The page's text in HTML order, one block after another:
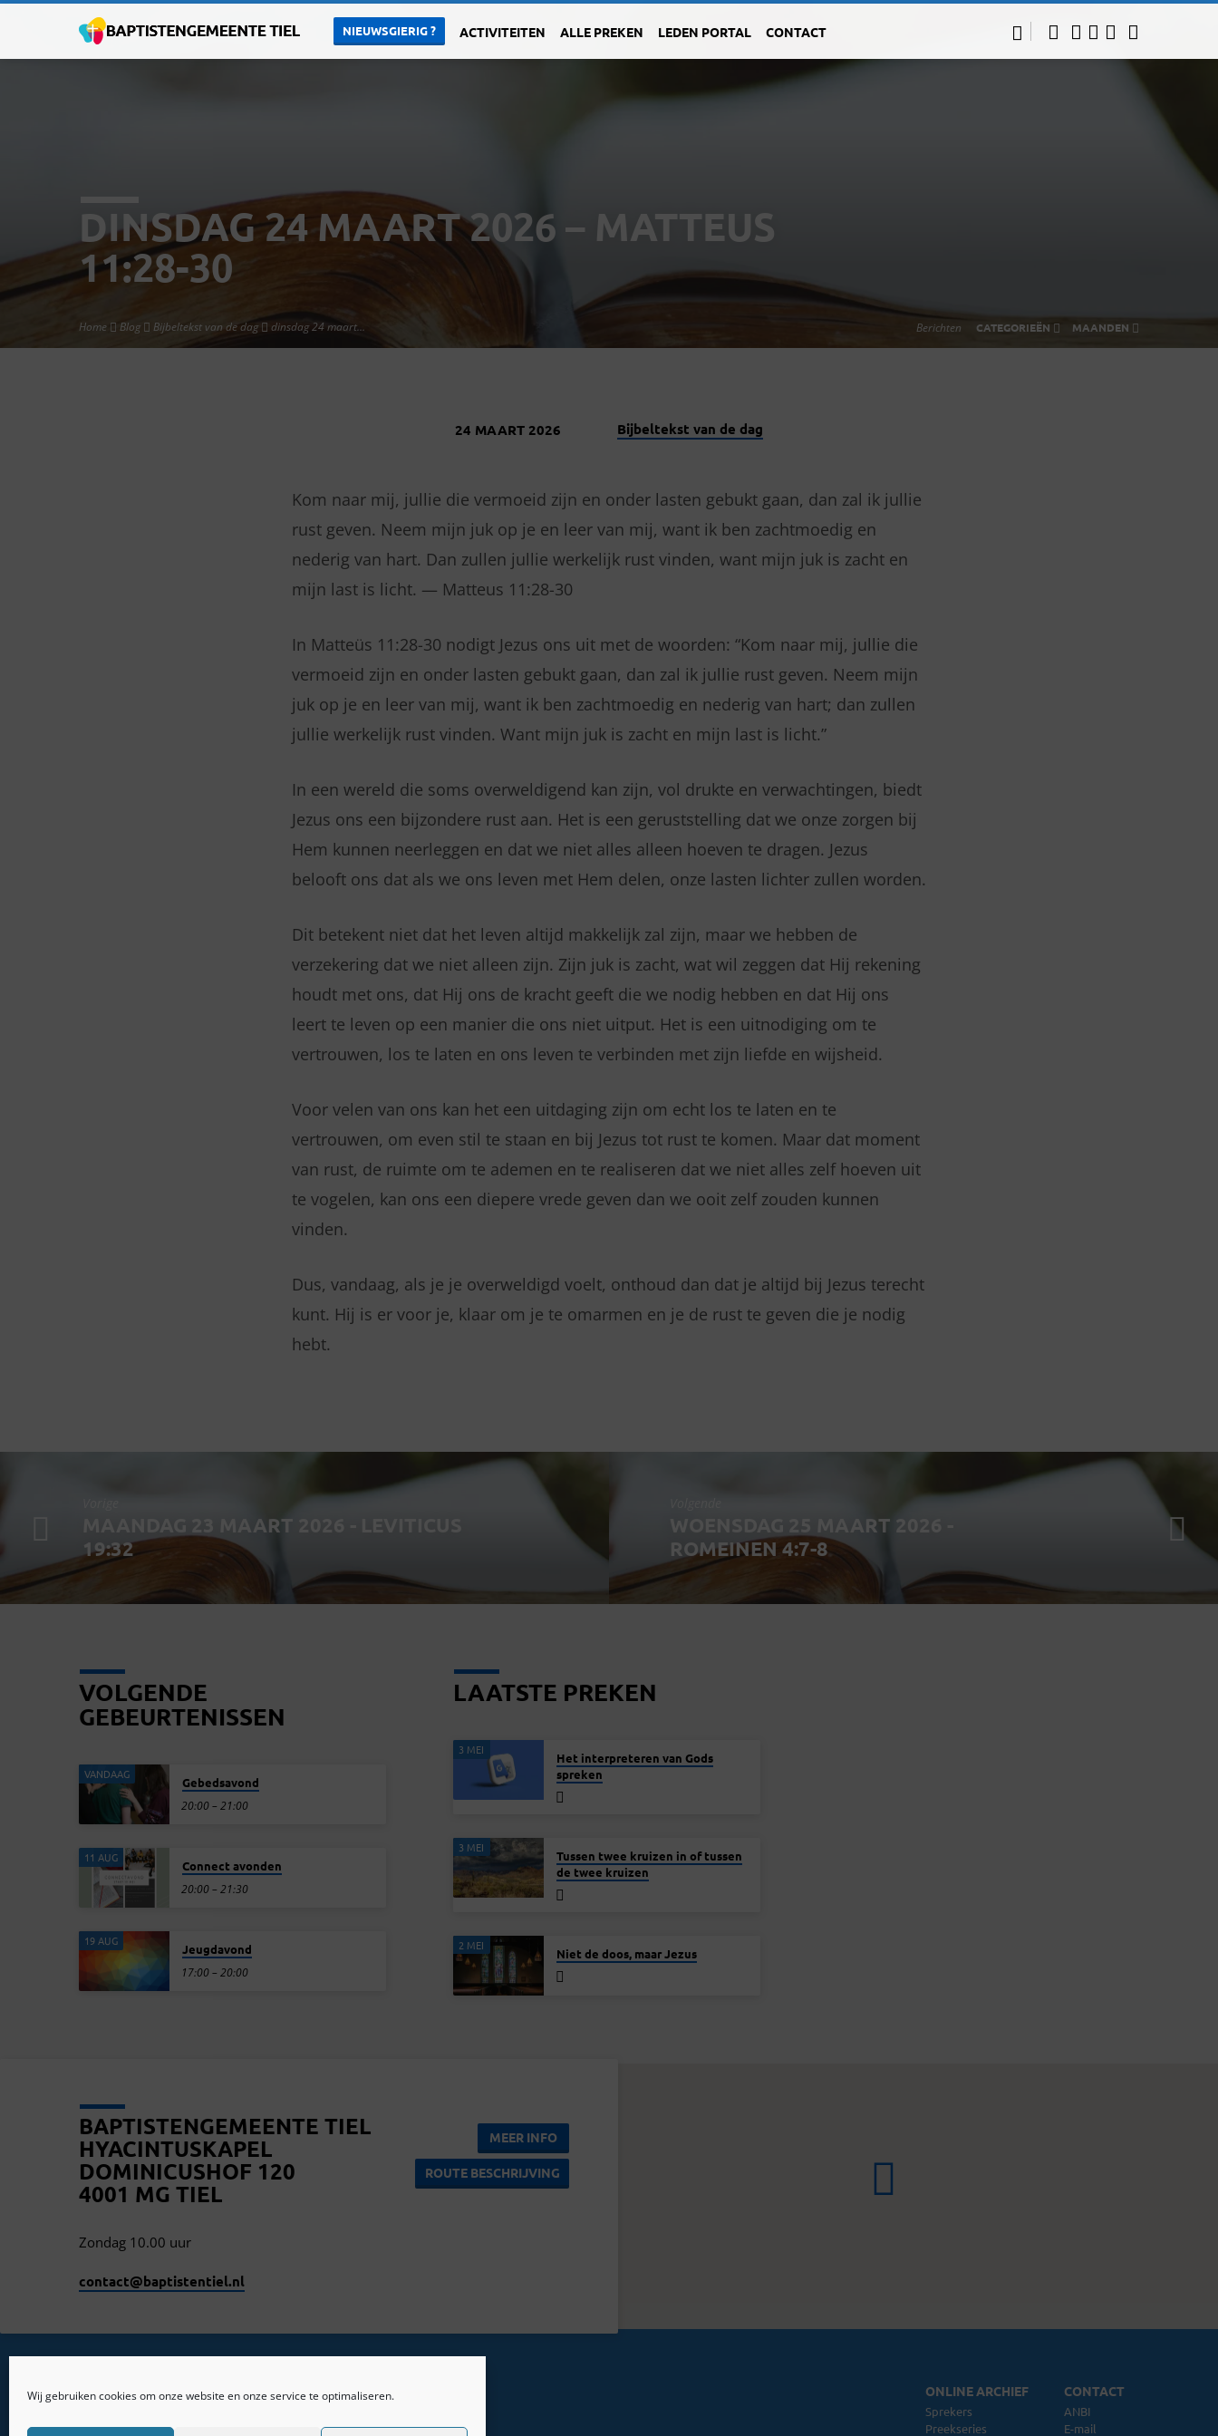
Wij gebruiken cookies om onze website en onze service te optimaliseren.
NIEUWSGIERIG ? ACTIVITEITEN ALLE PREKEN LEDEN PORTAL CONTACT
DINSDAG 24 MAART 2026 – MATTEUS
11:28-30
Home Blog Bijbeltekst van de dag dinsdag 24 maart… Berichten CATEGORIEËN MAANDEN
24 MAART 2026 Bijbeltekst van de dag
Kom naar mij, jullie die vermoeid zijn en onder lasten gebukt gaan, dan zal ik jullie
rust geven. Neem mijn juk op je en leer van mij, want ik ben zachtmoedig en
nederig van hart. Dan zullen jullie werkelijk rust vinden, want mijn juk is zacht en
mijn last is licht. — Matteus 11:28-30
In Matteüs 11:28-30 nodigt Jezus ons uit met de woorden: “Kom naar mij, jullie die
vermoeid zijn en onder lasten gebukt gaan, dan zal ik jullie rust geven. Neem mijn
juk op je en leer van mij, want ik ben zachtmoedig en nederig van hart; dan zullen
jullie werkelijk rust vinden. Want mijn juk is zacht en mijn last is licht.”
In een wereld die soms overweldigend kan zijn, vol drukte en verwachtingen, biedt
Jezus ons een bijzondere rust aan. Het is een geruststelling dat we onze zorgen bij
Hem kunnen neerleggen en dat we niet alles alleen hoeven te dragen. Jezus
belooft ons dat als we ons leven met Hem delen, onze lasten lichter zullen worden.
Dit betekent niet dat het leven altijd makkelijk zal zijn, maar we hebben de
verzekering dat we niet alleen zijn. Zijn juk is zacht, wat wil zeggen dat Hij rekening
houdt met ons, dat Hij ons de kracht geeft die we nodig hebben en dat Hij ons
leert te leven op een manier die ons niet uitput. Het is een uitnodiging om te
vertrouwen, los te laten en ons leven te verbinden met zijn liefde en wijsheid.
Voor velen van ons kan het een uitdaging zijn om echt los te laten en te
vertrouwen, om even stil te staan en bij Jezus tot rust te komen. Maar dat moment
van rust, de ruimte om te ademen en te realiseren dat we niet alles zelf hoeven uit
te vogelen, kan ons een diepere vrede geven dan we ooit zelf zouden kunnen
vinden.
Dus, vandaag, als je je overweldigd voelt, onthoud dan dat je altijd bij Jezus terecht
kunt. Hij is er voor je, klaar om je te omarmen en je de rust te geven die je nodig
hebt.
MAANDAG 23 MAART 2026 - LEVITICUS
19:32
WOENSDAG 25 MAART 2026 -
ROMEINEN 4:7-8
VOLGENDE
GEBEURTENISSEN
VANDAAG
Gebedsavond
20:00 – 21:00
11 AUG
Connect avonden
20:00 – 21:30
19 AUG
Jeugdavond
17:00 – 20:00
LAATSTE PREKEN
3 MEI
Het interpreteren van Gods
spreken
3 MEI
Tussen twee kruizen in of tussen
de twee kruizen
2 MEI
Niet de doos, maar Jezus
BAPTISTENGEMEENTE TIEL
HYACINTUSKAPEL
DOMINICUSHOF 120
4001 MG TIEL
MEER INFO
ROUTE BESCHRIJVING
Zondag 10.00 uur
contact​@baptistentiel.nl
ONLINE ARCHIEF
Sprekers
Preekseries
CONTACT
ANBI
E-mail